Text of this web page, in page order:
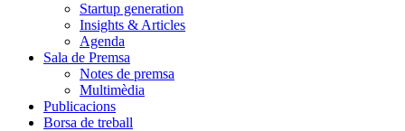
Startup generation
Insights & Articles
Agenda
Sala de Premsa
Notes de premsa
Multimèdia
Publicacions
Borsa de treball